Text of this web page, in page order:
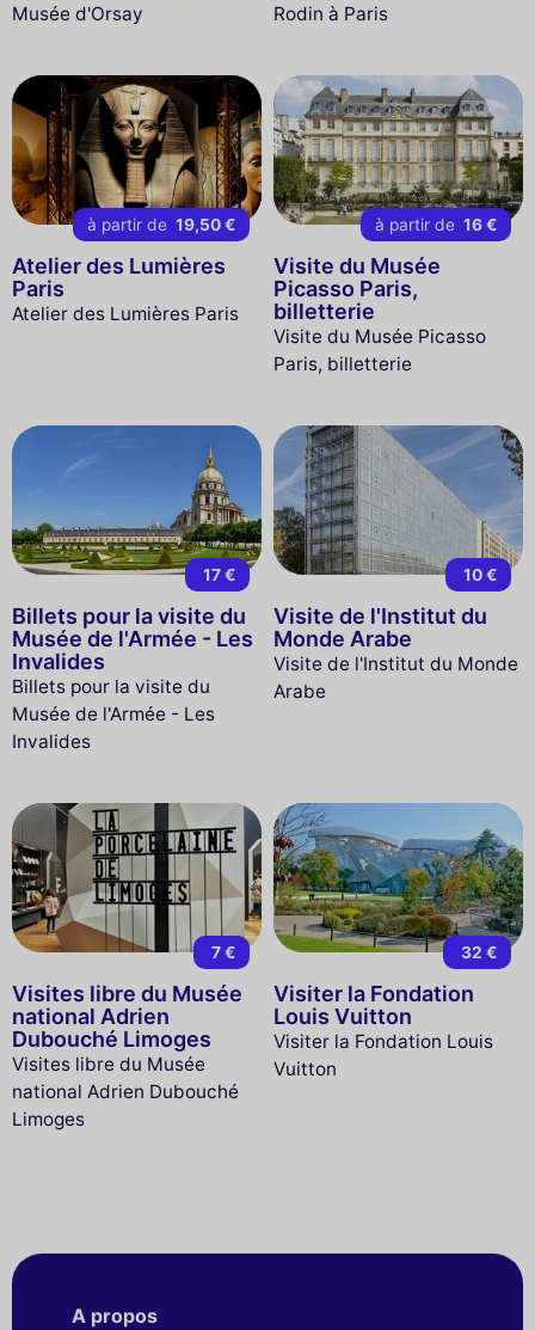
Musée d'Orsay
Rodin à Paris
à partir de 19,50 €
Atelier des Lumières
Paris
Atelier des Lumières Paris
à partir de 16 €
Visite du Musée
Picasso Paris,
billetterie
Visite du Musée Picasso
Paris, billetterie
17 €
Billets pour la visite du
Musée de l'Armée - Les
Invalides
Billets pour la visite du
Musée de l'Armée - Les
Invalides
10 €
Visite de l'Institut du
Monde Arabe
Visite de l'Institut du Monde
Arabe
7 €
Visites libre du Musée
national Adrien
Dubouché Limoges
Visites libre du Musée
national Adrien Dubouché
Limoges
32 €
Visiter la Fondation
Louis Vuitton
Visiter la Fondation Louis
Vuitton
A propos